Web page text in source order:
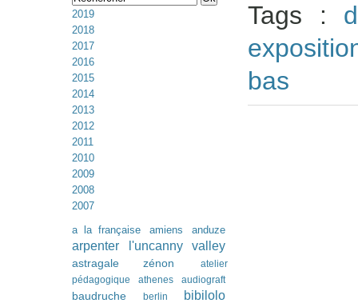
2019
2018
2017
2016
2015
2014
2013
2012
2011
2010
2009
2008
2007
a la française
amiens anduze
arpenter l'uncanny valley
astragale zénon
atelier
pédagogique
athenes audiograft
baudruche berlin bibilolo
Tags :
bas